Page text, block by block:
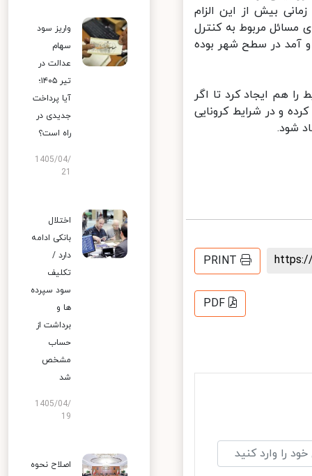
بیش از این الزام
مربوط به کنترل
آمد در سطح شهر بوده
هم ایجاد کرد تا اگر
و در شرایط کرونایی
شود.
PRINT
PDF
واریز سود
سهام
عدالت در
تیر ۱۴۰۵؛
آیا پرداخت
جدیدی در
راه است؟
1405/04/
اختلال
بانکی ادامه
دارد /
تکلیف
سود سپرده
ها و
برداشت از
حساب
مشخص
شد
1405/04/
19
اصلاح نحوه